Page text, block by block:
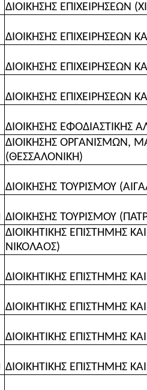
ΔΙΟΙΚΗΣΗΣ ΕΠΙΧΕΙΡΗΣΕΩΝ
ΔΙΟΙΚΗΣΗΣ ΕΠΙΧΕΙΡΗΣΕΩΝ
ΔΙΟΙΚΗΣΗΣ ΕΠΙΧΕΙΡΗΣΕΩΝ
ΔΙΟΙΚΗΣΗΣ ΕΠΙΧΕΙΡΗΣΕΩΝ
ΔΙΟΙΚΗΣΗΣ ΕΦΟΔΙΑΣΤΙΚΗΣ
ΔΙΟΙΚΗΣΗΣ ΟΡΓΑΝΙΣΜΩΝ,
(ΘΕΣΣΑΛΟΝΙΚΗ)
ΔΙΟΙΚΗΣΗΣ ΤΟΥΡΙΣΜΟΥ
ΔΙΟΙΚΗΣΗΣ ΤΟΥΡΙΣΜΟΥ
ΔΙΟΙΚΗΤΙΚΗΣ ΕΠΙΣΤΗΜΗΣ
ΝΙΚΟΛΑΟΣ)
ΔΙΟΙΚΗΤΙΚΗΣ ΕΠΙΣΤΗΜΗΣ
ΔΙΟΙΚΗΤΙΚΗΣ ΕΠΙΣΤΗΜΗΣ
ΔΙΟΙΚΗΤΙΚΗΣ ΕΠΙΣΤΗΜΗΣ
ΔΙΟΙΚΗΤΙΚΗΣ ΕΠΙΣΤΗΜΗΣ